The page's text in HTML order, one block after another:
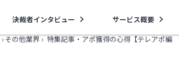
決裁者インタビュー サービス概要
› その他業界 › 特集記事・アポ獲得の心得【テレアポ